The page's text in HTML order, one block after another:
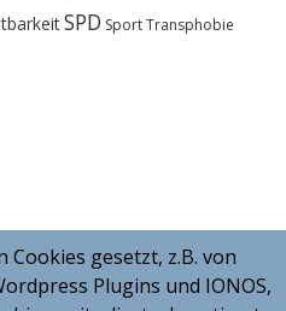
SPD SportTransphobie
Cookies gesetzt, z.B. von
Plugins und IONOS,